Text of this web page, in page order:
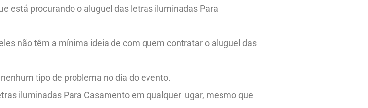
está procurando o aluguel das letras iluminadas Para
não têm a mínima ideia de com quem contratar o aluguel das
tipo de problema no dia do evento.
iluminadas Para Casamento em qualquer lugar, mesmo que